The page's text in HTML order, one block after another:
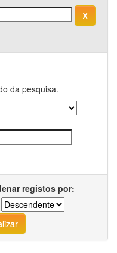
da pesquisa.
registos por: